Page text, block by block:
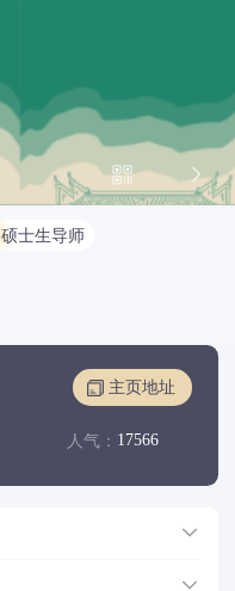
硕士生导师
主页地址
人气： 17566